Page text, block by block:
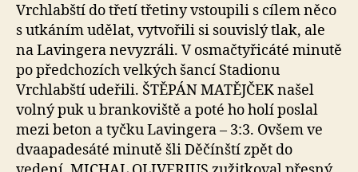
Vrchlabští do třetí třetiny vstoupili s cílem něco
s utkáním udělat, vytvořili si souvislý tlak, ale
na Lavingera nevyzráli. V osmačtyřicáté minutě
po předchozích velkých šancí Stadionu
Vrchlabští udeřili. ŠTĚPÁN MATĚJČEK našel
volný puk u brankoviště a poté ho holí poslal
mezi beton a tyčku Lavingera – 3:3. Ovšem ve
dvaapadesáté minutě šli Děčínští zpět do